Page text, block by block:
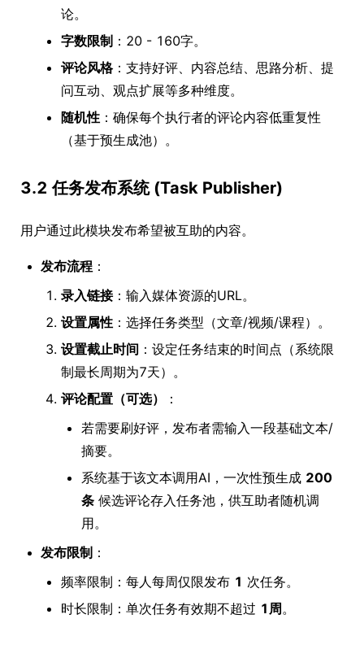
论。
字数限制 ：20 - 160字。
评论风格：支持好评、内容总结、思路分析、提
问互动、观点扩展等多种维度。
随机性 ：确保每个执行者的评论内容低重复性
（基于预生成池）。
3.2 任务发布系统 (Task Publisher)
用户通过此模块发布希望被互助的内容。
发布流程 ：
录入链接：输入媒体资源的URL。
设置属性 ：选择任务类型（文章/视频/课程）。
设置截止时间 ：设定任务结束的时间点（系统限
制最长周期为7天）。
评论配置（可选）
：
若需要刷好评，发布者需输入一段基础文本/
摘要。
系统基于该文本调用AI，一次性预生成 200
条 候选评论存入任务池，供互助者随机调
用。
发布限制 ：
频率限制：每人每周仅限发布 1 次任务。
时长限制：单次任务有效期不超过 1周。